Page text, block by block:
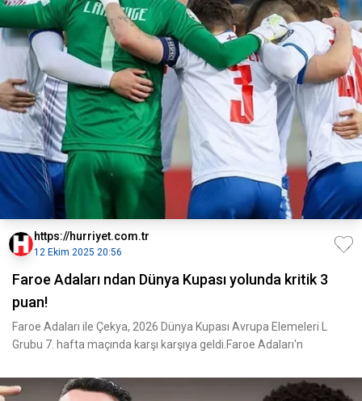
https://hurriyet.com.tr
12 Ekim 2025 20:56
Faroe Adaları ndan Dünya Kupası yolunda kritik 3
puan!
Faroe Adaları ile Çekya, 2026 Dünya Kupası Avrupa Elemeleri L
Grubu 7. hafta maçında karşı karşıya geldi.Faroe Adaları'n